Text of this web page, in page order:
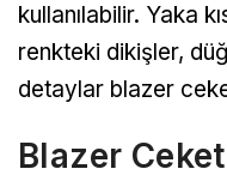
kullanılabilir. Yaka
renkteki dikişler,
detaylar blazer
Blazer